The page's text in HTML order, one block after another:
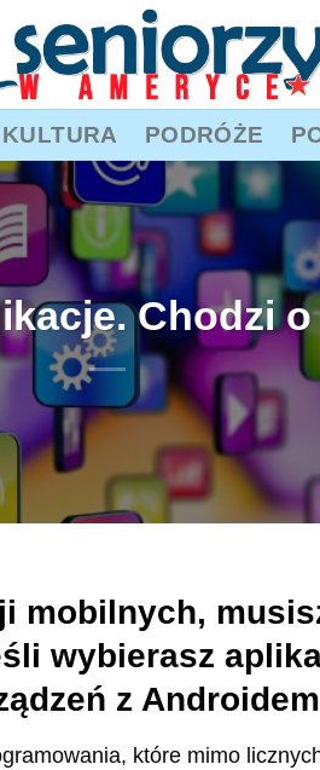
KULTURA PODRÓŻE
Chodzi
mobilnych,
wybierasz
z
które mimo